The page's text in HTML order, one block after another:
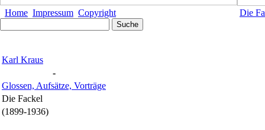
Home Impressum Copyright Die
Karl Kraus
-
Glossen, Aufsätze, Vorträge
Die Fackel
(1899-1936)